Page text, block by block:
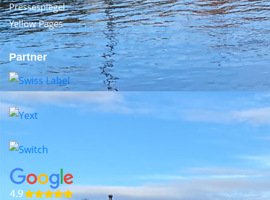
Pressespiegel
Yellow Pages
Partner